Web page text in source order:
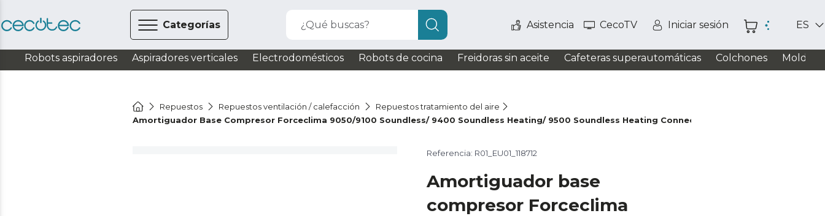
Categorías ¿Qué buscas? Asistencia CecoTV Iniciar sesión ES
Robots aspiradores Aspiradores verticales Electrodomésticos Robots de cocina Freidoras sin aceite Cafeteras superautomáticas Colchones
Repuestos Repuestos ventilación / calefacción
Repuestos tratamiento del aire
Amortiguador Base Compresor Forceclima 9050/9100 Soundless/ 9400 Soundless Heating/ 9500 Soundless Heating Connected/ Aire Acondicionado
Referencia: R01_EU01_118712
Amortiguador base
compresor Forceclima